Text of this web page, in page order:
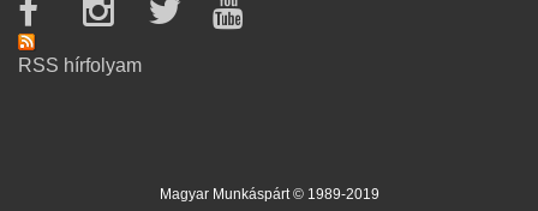
RSS hírfolyam
Magyar Munkáspárt © 1989-2019